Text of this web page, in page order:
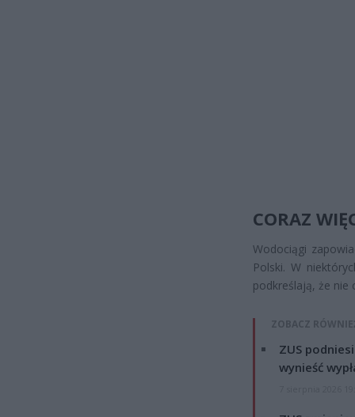
CORAZ
Wodociągi
Polski. W
podkreślają, że nie
ZOBACZ
ZUS
wynieść